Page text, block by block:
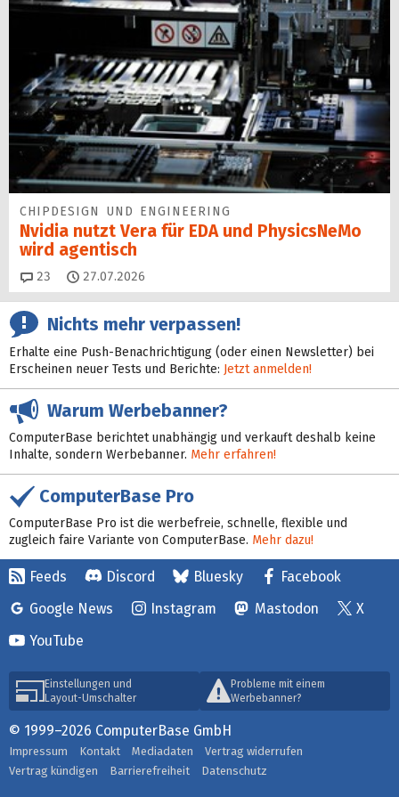
CHIPDESIGN UND ENGINEERING
Nvidia nutzt Vera für EDA und PhysicsNeMo
wird agentisch
23 Kommentare
27.07.2026
Nichts mehr verpassen!
Erhalte eine Push-Benachrichtigung (oder einen Newsletter) bei
Erscheinen neuer Tests und Berichte: Jetzt anmelden!
Warum Werbebanner?
ComputerBase berichtet unabhängig und verkauft deshalb keine
Inhalte, sondern Werbebanner. Mehr erfahren!
ComputerBase Pro
ComputerBase Pro ist die werbefreie, schnelle, flexible und
zugleich faire Variante von ComputerBase. Mehr dazu!
Feeds Discord Bluesky
Facebook
Google News
Instagram Mastodon
X
YouTube
Einstellungen und
Layout-Umschalter
Probleme mit einem
Werbebanner?
© 1999–2026 ComputerBase GmbH
Impressum Kontakt Mediadaten
Vertrag widerrufen
Vertrag kündigen
Barrierefreiheit Datenschutz